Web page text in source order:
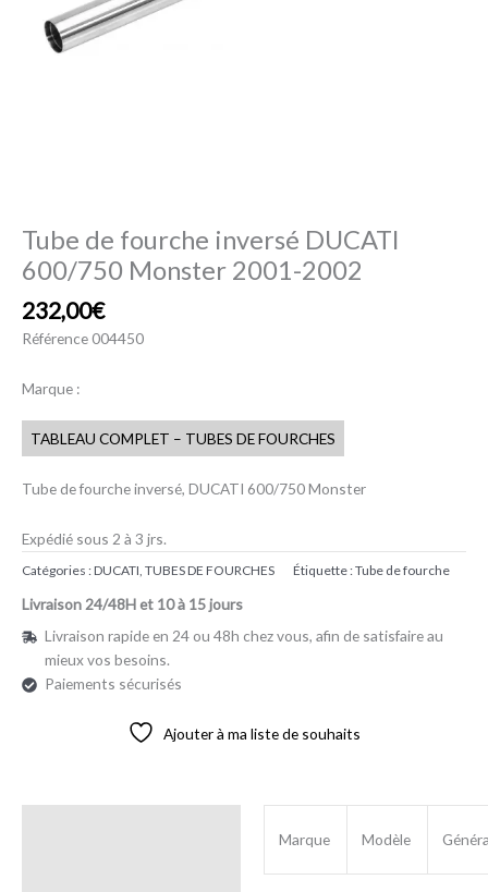
Tube de fourche inversé DUCATI
600/750 Monster 2001-2002
232,00€
Référence004450
Marque :
TABLEAU COMPLET – TUBES DE FOURCHES
Tube de fourche inversé, DUCATI 600/750 Monster
Expédié sous 2 à 3 jrs.
Catégories :DUCATI TUBES DE FOURCHES Étiquette :Tube de fourche
Livraison 24/48H et 10 à 15 jours
Livraison rapide en 24 ou 48h chez vous, afin de satisfaire au
mieux vos besoins.
Paiements sécurisés
Ajouter à ma liste de souhaits
Marque Modèle